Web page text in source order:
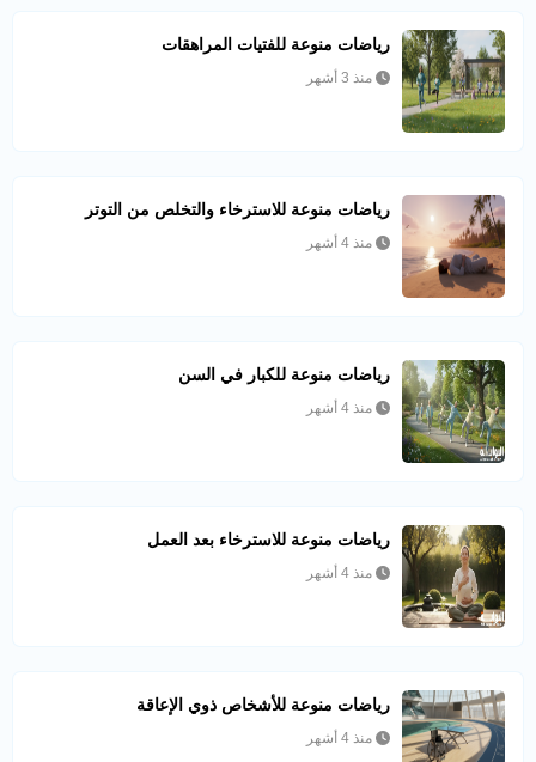
رياضات منوعة للفتيات المراهقات
منذ 3 أشهر
رياضات منوعة للاسترخاء والتخلص من التوتر
منذ 4 أشهر
رياضات منوعة للكبار في السن
منذ 4 أشهر
رياضات منوعة للاسترخاء بعد العمل
منذ 4 أشهر
رياضات منوعة للأشخاص ذوي الإعاقة
منذ 4 أشهر